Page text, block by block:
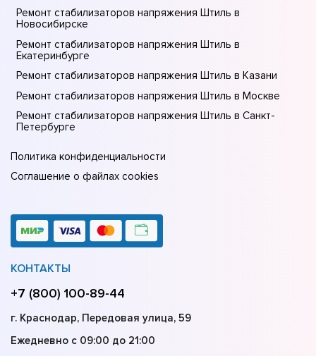
Ремонт стабилизаторов напряжения Штиль в
Новосибирске
Ремонт стабилизаторов напряжения Штиль в
Екатеринбурге
Ремонт стабилизаторов напряжения Штиль в Казани
Ремонт стабилизаторов напряжения Штиль в Москве
Ремонт стабилизаторов напряжения Штиль в Санкт-
Петербурге
Политика конфиденциальности
Соглашение о файлах cookies
КОНТАКТЫ
+7 (800) 100-89-44
г. Краснодар, Передовая улица, 59
Ежедневно с 09:00 до 21:00